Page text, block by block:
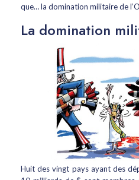
que… la domination militaire de
La domination
Huit des vingt pays ayant des